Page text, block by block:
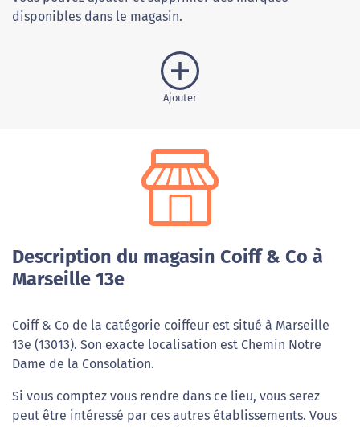
disponibles dans le magasin.
Ajouter
Description du magasin Coiff & Co à
Marseille 13e
Coiff & Co de la catégorie coiffeur est situé à Marseille
13e (13013). Son exacte localisation est Chemin Notre
Dame de la Consolation.
Si vous comptez vous rendre dans ce lieu, vous serez
peut être intéressé par ces autres établissements. Vous